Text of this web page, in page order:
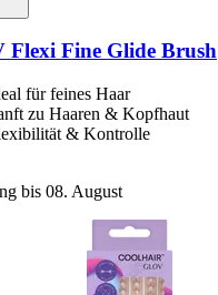
Flexi Fine Glide Brush
für feines Haar
zu Haaren & Kopfhaut
& Kontrolle
bis 08. August